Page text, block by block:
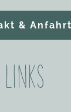
& Anfahrt
LINKS